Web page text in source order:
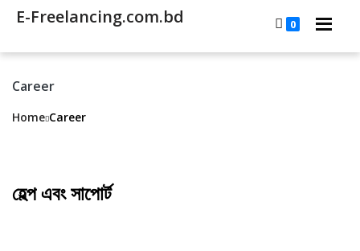
E-Freelancing.com.bd 0
Career
Home Career
হেল্প এবং সাপোর্ট